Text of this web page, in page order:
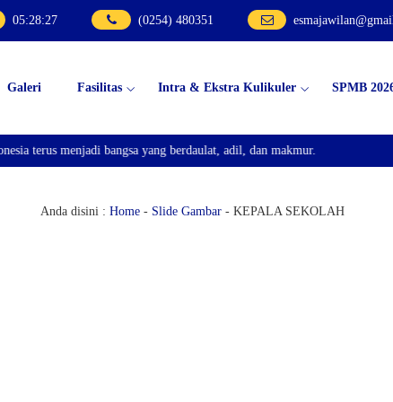
05:28:27 (0254) 480351
Galeri Fasilitas Intra & Ekstra Kulikuler SPMB
terus menjadi bangsa yang berdaulat, adil, dan makmur.
Anda disini : Home- Slide Gambar- KEPALA SEKOLAH